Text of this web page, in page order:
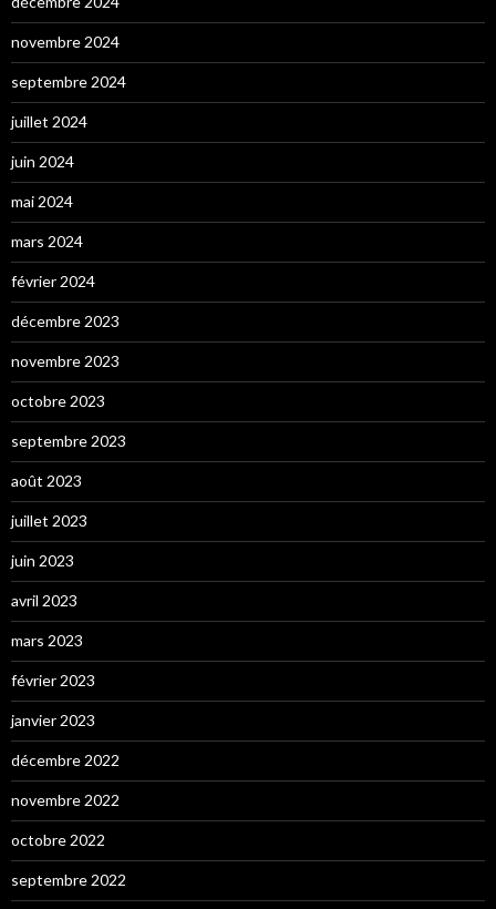
novembre 2024
septembre 2024
juillet 2024
juin 2024
mai 2024
mars 2024
février 2024
décembre 2023
novembre 2023
octobre 2023
septembre 2023
août 2023
juillet 2023
juin 2023
avril 2023
mars 2023
février 2023
janvier 2023
décembre 2022
novembre 2022
octobre 2022
septembre 2022